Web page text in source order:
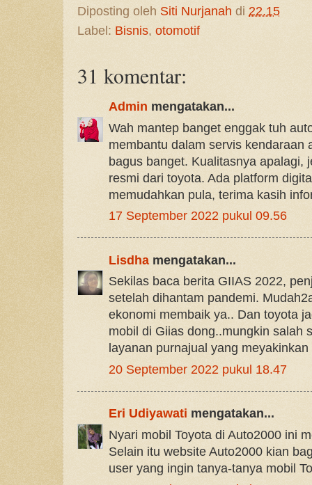
Diposting oleh Siti Nurjanah di 22.15
Label: Bisnis, otomotif
31 komentar:
Admin mengatakan...
Wah mantep banget enggak tuh
membantu dalam servis kendaraan
bagus banget. Kualitasnya apalagi,
resmi dari toyota. Ada platform
memudahkan pula, terima kasih
17 September 2022 pukul 09.56
Lisdha mengatakan...
Sekilas baca berita GIIAS 2022,
setelah dihantam pandemi.
ekonomi membaik ya.. Dan toyota
mobil di Giias dong..mungkin salah
layanan purnajual yang meyakinkan
20 September 2022 pukul 18.47
Eri Udiyawati mengatakan...
Nyari mobil Toyota di Auto2000 ini
Selain itu website Auto2000 kian
user yang ingin tanya-tanya mobil